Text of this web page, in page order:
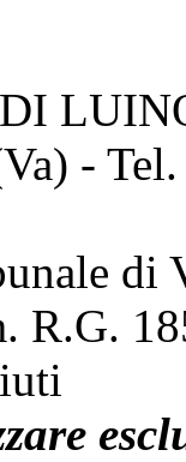
-
di
R.G.